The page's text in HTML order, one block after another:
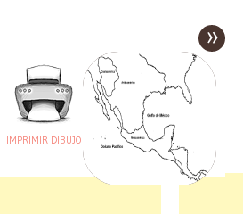
IMPRIMIR DIBUJO
»